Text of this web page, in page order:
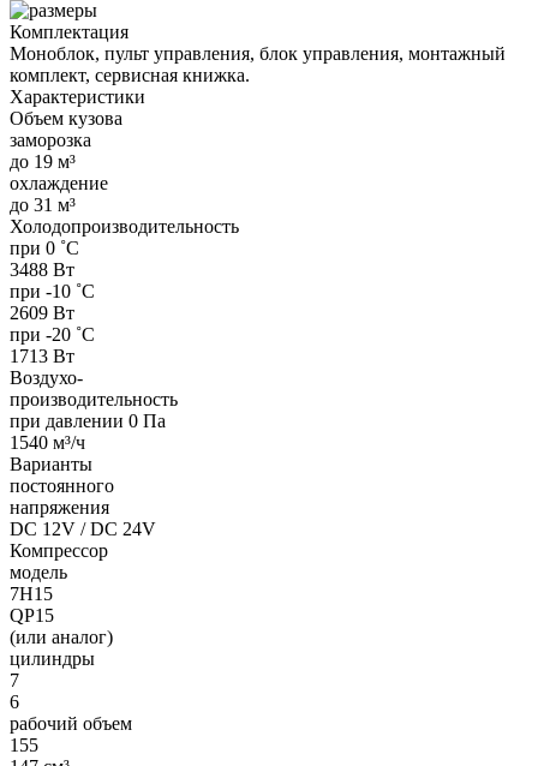
Комплектация
Моноблок, пульт управления, блок управления, монтажный
комплект, сервисная книжка.
Характеристики
Объем кузова
заморозка
до 19 м³
охлаждение
до 31 м³
Холодопроизводительность
при 0 ˚С
3488 Вт
при -10 ˚С
2609 Вт
при -20 ˚С
1713 Вт
Воздухо-
производительность
при давлении 0 Па
1540 м³/ч
Варианты
постоянного
напряжения
DC 12V / DC 24V
Компрессор
модель
7H15
QP15
(или аналог)
цилиндры
7
6
рабочий объем
155